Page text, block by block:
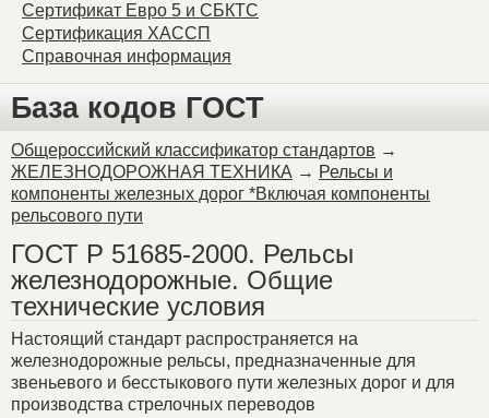
Сертификат Евро 5 и СБКТС
Сертификация ХАССП
Справочная информация
База кодов ГОСТ
Общероссийский классификатор стандартов →
ЖЕЛЕЗНОДОРОЖНАЯ ТЕХНИКА → Рельсы и
компоненты железных дорог *Включая компоненты
рельсового пути
ГОСТ Р 51685-2000. Рельсы
железнодорожные. Общие
технические условия
Настоящий стандарт распространяется на
железнодорожные рельсы, предназначенные для
звеньевого и бесстыкового пути железных дорог и для
производства стрелочных переводов